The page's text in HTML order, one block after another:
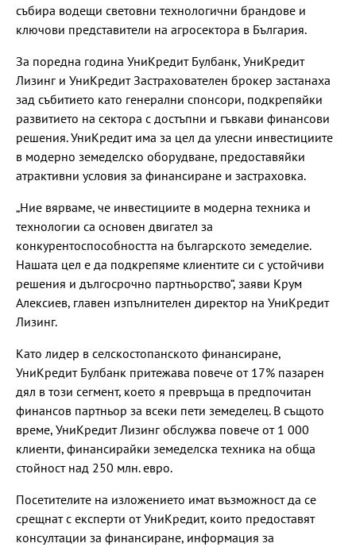
събира водещи световни технологични брандове и
ключови представители на агросектора в България.
За поредна година УниКредит Булбанк, УниКредит
Лизинг и УниКредит Застрахователен брокер застанаха
зад събитието като генерални спонсори, подкрепяйки
развитието на сектора с достъпни и гъвкави финансови
решения. УниКредит има за цел да улесни инвестициите
в модерно земеделско оборудване, предоставяйки
атрактивни условия за финансиране и застраховка.
„Ние вярваме, че инвестициите в модерна техника и
технологии са основен двигател за
конкурентоспособността на българското земеделие.
Нашата цел е да подкрепяме клиентите си с устойчиви
решения и дългосрочно партньорство“, заяви Крум
Алексиев, главен изпълнителен директор на УниКредит
Лизинг.
Като лидер в селскостопанското финансиране,
УниКредит Булбанк притежава повече от 17% пазарен
дял в този сегмент, което я превръща в предпочитан
финансов партньор за всеки пети земеделец. В същото
време, УниКредит Лизинг обслужва повече от 1 000
клиенти, финансирайки земеделска техника на обща
стойност над 250 млн. евро.
Посетителите на изложението имат възможност да се
срещнат с експерти от УниКредит, които предоставят
консултации за финансиране, информация за